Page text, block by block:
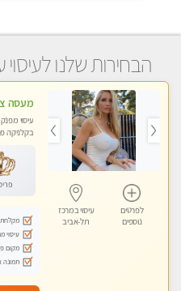
הבחירות שלנו
לפרטים
נוספים
עיסוי במרכז
תל-אביב
עיסוי
בקלניקה
טנטרה
מקלחת
עיסוי
מקום
תמונה